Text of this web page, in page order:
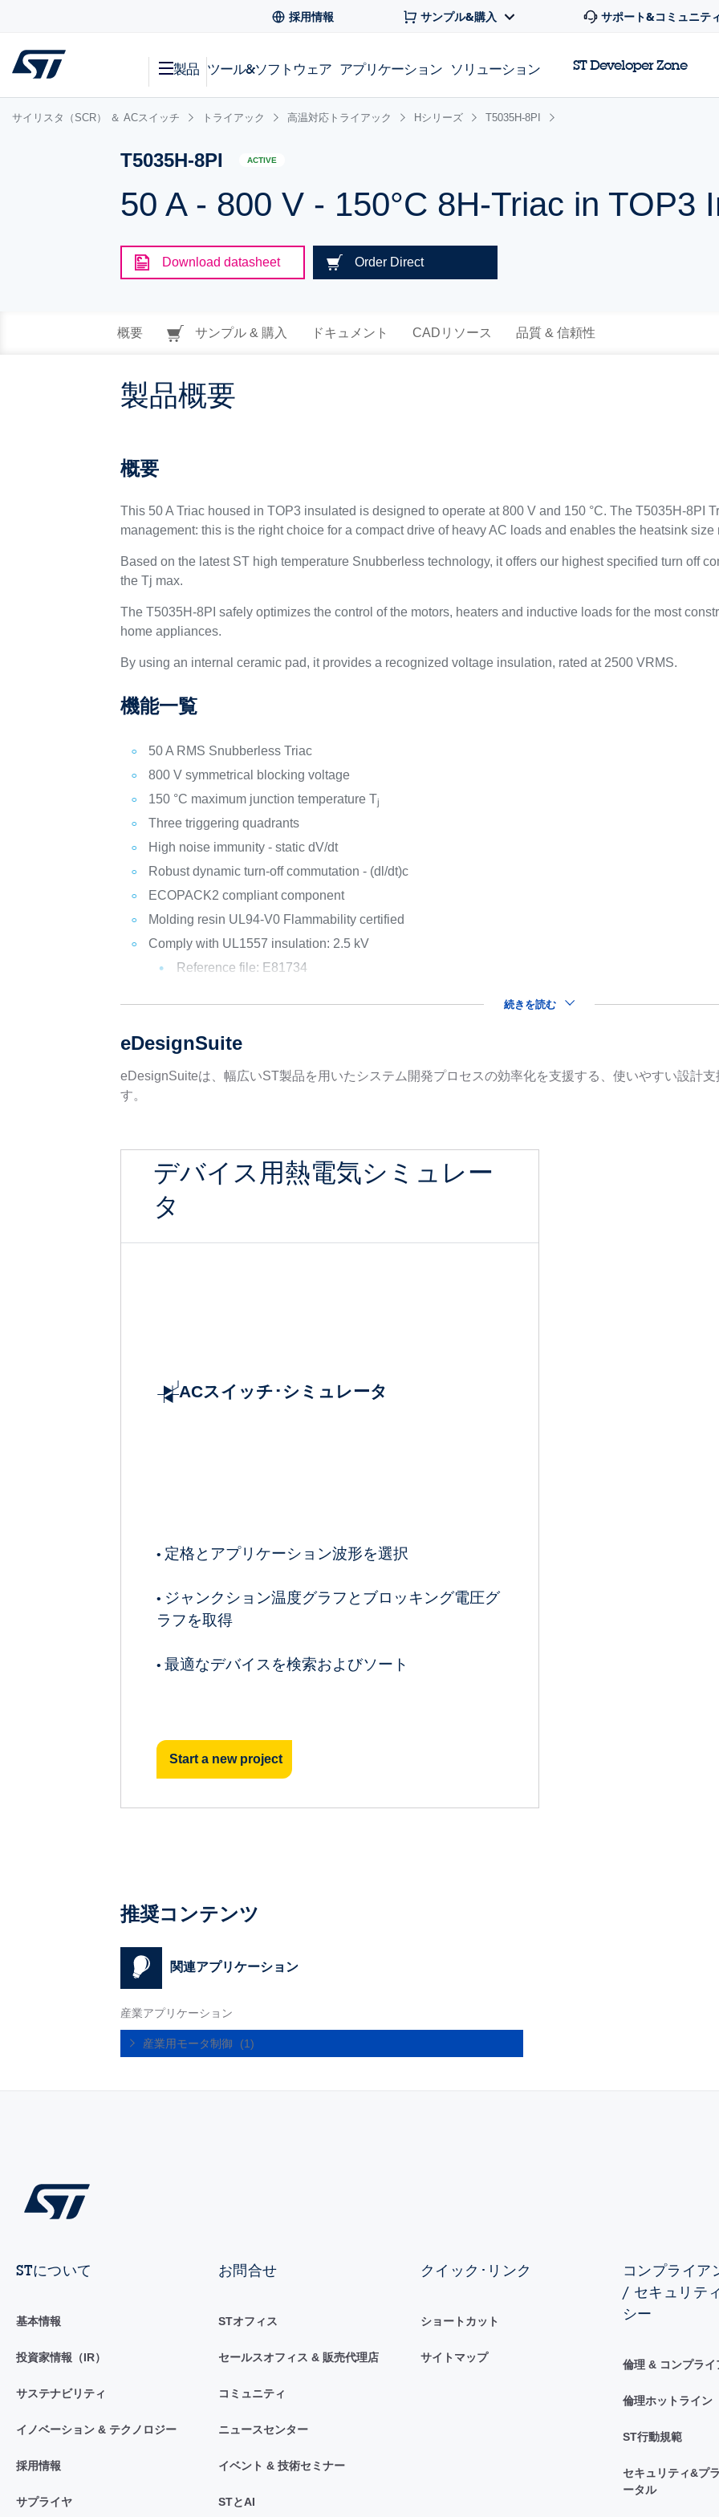
採用情報 サンプル&購入 サポート&コミュニテ
製品 ツール&ソフトウェア アプリケーション ソリューション ST Developer Zone
サイリスタ（SCR） ＆ ACスイッチ トライアック 高温対応トライアック Hシリーズ T5035H-8PI
T5035H-8PI ACTIVE
50 A - 800 V - 150°C 8H-Triac in TOP3
Download datasheet Order Direct
概要 サンプル & 購入 ドキュメント CADリソース 品質 & 信頼性
製品概要
概要
This 50 A Triac housed in TOP3 insulated is designed to operate at 800 V and 150 °C. The T5035H-8PI
management: this is the right choice for a compact drive of heavy AC loads and enables the heatsink size
Based on the latest ST high temperature Snubberless technology, it offers our highest specified turn off
the Tj max.
The T5035H-8PI safely optimizes the control of the motors, heaters and inductive loads for the most
home appliances.
By using an internal ceramic pad, it provides a recognized voltage insulation, rated at 2500 VRMS.
機能一覧
50 A RMS Snubberless Triac
800 V symmetrical blocking voltage
150 °C maximum junction temperature Tj
Three triggering quadrants
High noise immunity - static dV/dt
Robust dynamic turn-off commutation - (dl/dt)c
ECOPACK2 compliant component
Molding resin UL94-V0 Flammability certified
Comply with UL1557 insulation: 2.5 kV
Reference file: E81734
続きを読む
eDesignSuite
eDesignSuiteは、幅広いST製品を用いたシステム開発プロセスの効率化を支援する、使いやすい設計
す。
デバイス用熱電気シミュレー
タ
ACスイッチ･シミュレータ
• 定格とアプリケーション波形を選択
• ジャンクション温度グラフとブロッキング電圧グ
ラフを取得
•最適なデバイスを検索およびソート
Start a new project
推奨コンテンツ
関連アプリケーション
産業アプリケーション
産業用モータ制御 (1)
STについて
基本情報
投資家情報（IR）
サステナビリティ
イノベーション & テクノロジー
採用情報
サプライヤ
お問合せ
STオフィス
セールスオフィス & 販売代理店
コミュニティ
ニュースセンター
イベント & 技術セミナー
STとAI
クイック･リンク
ショートカット
サイトマップ
コンプライア
/ セキュリテ
シー
倫理 & コンプライ
倫理ホットライン
ST行動規範
セキュリティ&プ
ータル